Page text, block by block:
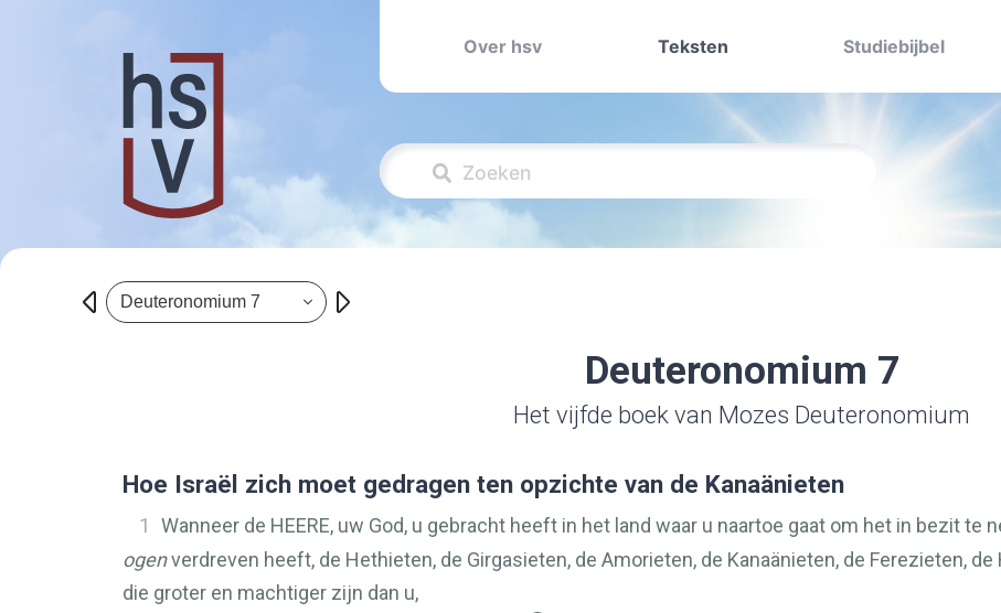
Over hsv Teksten Studiebijbel
Deuteronomium 7
Deuteronomium 7
Het vijfde boek van Mozes Deuteronomium
Hoe Israël zich moet gedragen ten opzichte van de Kanaänieten
1 Wanneer de HEERE, uw God, u gebracht heeft in het land waar u naartoe gaat om het in bezit te
ogenverdreven heeft, de Hethieten, de Girgasieten, de Amorieten, de Kanaänieten, de Ferezieten,
die groter en machtiger zijn dan u,